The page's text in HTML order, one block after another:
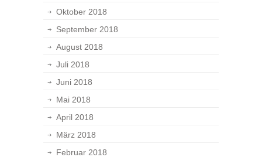
Oktober 2018
September 2018
August 2018
Juli 2018
Juni 2018
Mai 2018
April 2018
März 2018
Februar 2018